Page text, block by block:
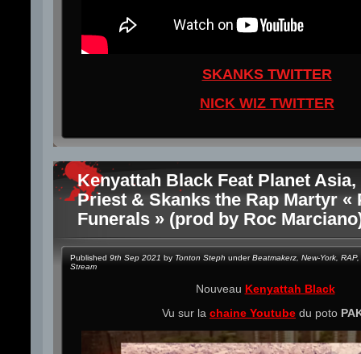
SKANKS TWITTER
NICK WIZ TWITTER
Kenyattah Black Feat Planet
Priest & Skanks the Rap Martyr «
Funerals » (prod by Roc
Published 9th Sep 2021 by Tonton Steph underBeatmakerz New-York RAP,
Stream
Nouveau Kenyattah Black
Vu sur la chaine Youtube du poto